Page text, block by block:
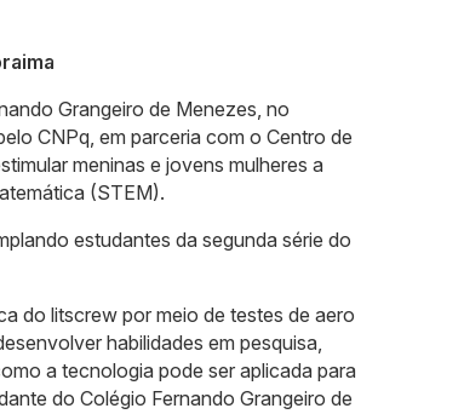
Grangeiro de Menezes, no
CNPq, em parceria com o Centro de
meninas e jovens mulheres a
(STEM).
estudantes da segunda série do
do litscrew por meio de testes de aero
habilidades em pesquisa,
a tecnologia pode ser aplicada para
do Colégio Fernando Grangeiro de